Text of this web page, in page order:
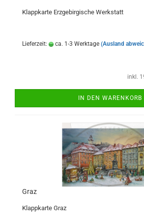
Klappkarte Erzgebirgische Werkstatt
Lieferzeit: ca. 1-3 Werktage (Ausland
inkl.
IN DEN WARENKORB
Graz
Klappkarte Graz